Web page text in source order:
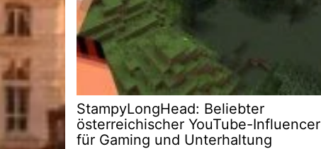
StampyLongHead: Beliebter
österreichischer YouTube-Influencer
für Gaming und Unterhaltung